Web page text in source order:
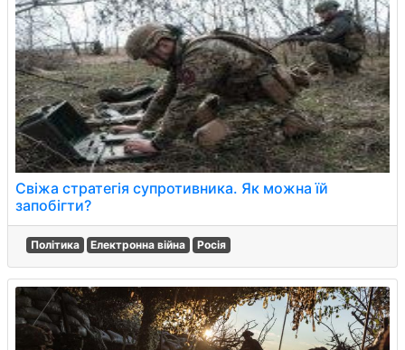
Свіжа стратегія супротивника. Як можна їй
запобігти?
Політика Електронна війна Росія